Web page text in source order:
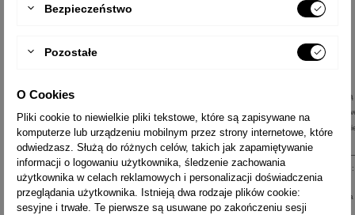
Sprzedawca odpowiada za niezgodność Produktu z Umową
Sprzedaży jedynie w przypadku jej stwierdzenia przed
dwóch lat od wydania tego Produktu Klientowi; termin ten
na nowo w razie wymiany Produktu.
MIEJSCE I SPOSÓB
ZŁOŻENIA REKLAMACJI
Reklamacja może zostać złożona przez Klienta na przykład :
· osobiście pod adresem: Domena Sp. j. ul. Kościuszki
Bezpieczeństwo
Pozostałe
O Cookies
Pliki cookie to niewielkie pliki tekstowe, które są zapisywane na
komputerze lub urządzeniu mobilnym przez strony internetowe, które
odwiedzasz. Służą do różnych celów, takich jak zapamiętywanie
informacji o logowaniu użytkownika, śledzenie zachowania
użytkownika w celach reklamowych i personalizacji doświadczenia
przeglądania użytkownika. Istnieją dwa rodzaje plików cookie:
sesyjne i trwałe. Te pierwsze są usuwane po zakończeniu sesji